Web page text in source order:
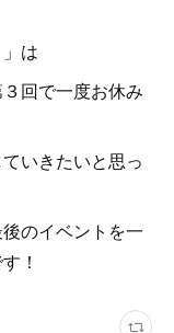
は
回で一度お休み
いきたいと思っ
のイベントを一
！